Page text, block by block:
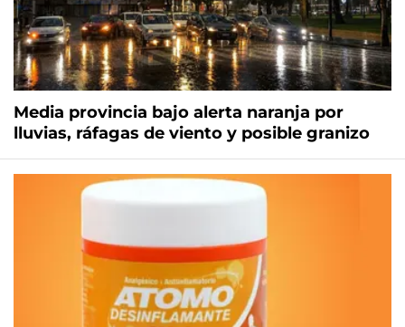
Media provincia bajo alerta naranja por
lluvias, ráfagas de viento y posible granizo